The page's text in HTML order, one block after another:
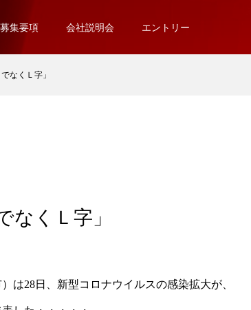
募集要項 会社説明会 エントリー
なくＬ字」
なくＬ字」
は28日、新型コロナウイルスの感染拡大が、